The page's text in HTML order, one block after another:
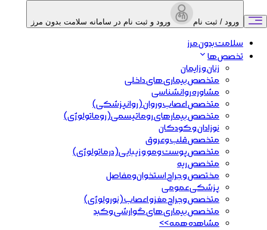
ورود / ثبت نام ورود و ثبت نام در سامانه سلامت بدون مرز
سلامت بدون مرز
تخصص ها
زنان و زایمان
متخصص بیماری های داخلی
مشاوره روانشناسی
متخصص اعصاب و‌روان (روانپزشکی)
متخصص بیمارهای روماتیسمی(روماتولوژی)
نوزادان و کودکان
متخصص قلب و‌عروق
متخصص پوست ومو و زیبایی(درماتولوژی)
متخصص ریه
مختصص و جراح استخوان‌و‌مفاصل
پزشکی عمومی
متخصص وجراح مغزو اعصاب (نورولوژی)
متخصص بیماری های گوارشی وکبد
مشاهده همه >>